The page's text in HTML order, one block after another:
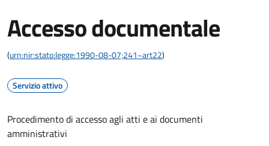
Accesso documentale
(urn:nir:stato:legge:1990-08-07;241~art22)
Servizio attivo
Procedimento di accesso agli atti e ai documenti
amministrativi